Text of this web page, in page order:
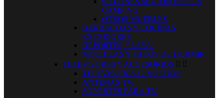
CAMPING
OTROS MUEBLES
BARBACOAS Y COCINAS
EXTERIORES
DEPORTES, PLAYA.
MOCHILAS Y SACOS DE DORMIR
TELEVISORES Y ACCESORIOS  
TELEVISORES 12 VOLTIOS
ANTENAS TV.
SOPORTES PARA TV.